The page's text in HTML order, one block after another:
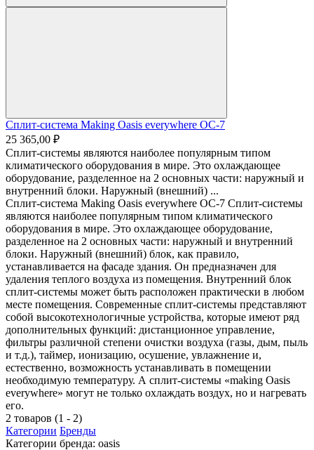
Сплит-система Making Оasis everywhere OC-7
25 365,00 ₽
Сплит-системы являются наиболее популярным типом
климатического оборудования в мире. Это охлаждающее
оборудование, разделенное на 2 основных части: наружный и
внутренний блоки. Наружный (внешний) ...
Сплит-система Making Оasis everywhere OC-7 Сплит-системы
являются наиболее популярным типом климатического
оборудования в мире. Это охлаждающее оборудование,
разделенное на 2 основных части: наружный и внутренний
блоки. Наружный (внешний) блок, как правило,
устанавливается на фасаде здания. Он предназначен для
удаления теплого воздуха из помещения. Внутренний блок
сплит-системы может быть расположен практически в любом
месте помещения. Современные сплит-системы представляют
собой высокотехнологичные устройства, которые имеют ряд
дополнительных функций: дистанционное управление,
фильтры различной степени очистки воздуха (газы, дым, пыль
и т.д.), таймер, ионизацию, осушение, увлажнение и,
естественно, возможность устанавливать в помещении
необходимую температуру. А сплит-системы «making Oasis
everywhere» могут не только охлаждать воздух, но и нагревать
его.
2 товаров (1 - 2)
Категории Бренды
Категории бренда: oasis